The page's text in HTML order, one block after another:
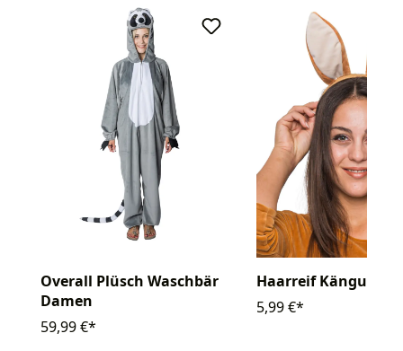
Overall Plüsch Waschbär
Damen
59,99 €*
Haarreif Känguru
5,99 €*